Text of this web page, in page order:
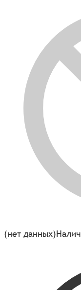
(нет данных)